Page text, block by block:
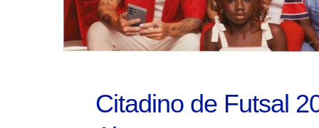
Citadino de Futsal